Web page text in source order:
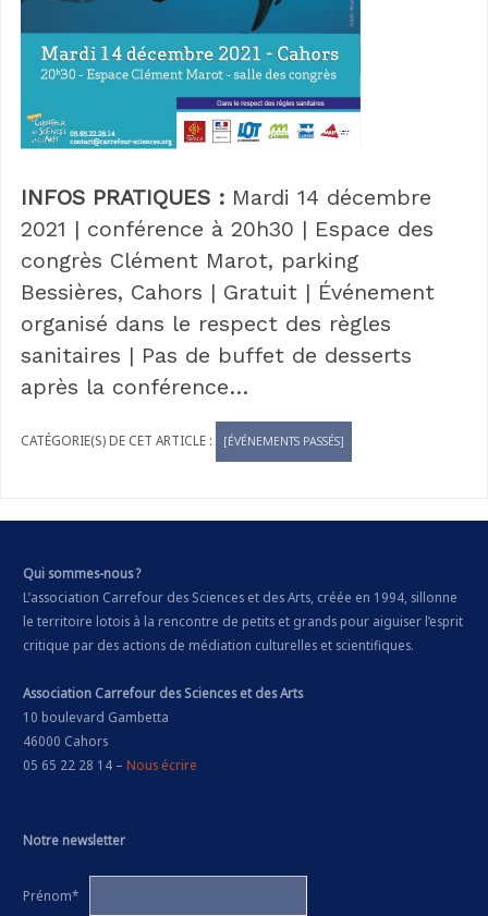
INFOS PRATIQUES :Mardi 14 décembre
2021 | conférence à 20h30 | Espace des
congrès Clément Marot, parking
Bessières, Cahors | Gratuit | Événement
organisé dans le respect des règles
sanitaires | Pas de buffet de desserts
après la conférence…
[ÉVÉNEMENTS PASSÉS]
Qui sommes-nous ?
L’association Carrefour des Sciences et des Arts, créée en 1994, sillonne
le territoire lotois à la rencontre de petits et grands pour aiguiser l’esprit
critique par des actions de médiation culturelles et scientifiques.
Association Carrefour des Sciences et des Arts
10 boulevard Gambetta
46000 Cahors
05 65 22 28 14 – Nous écrire
Notre newsletter
Prénom*